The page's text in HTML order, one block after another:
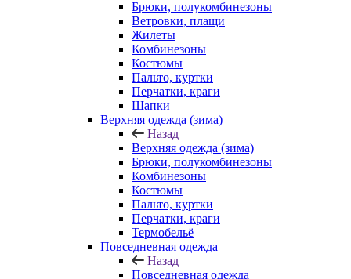
Брюки, полукомбинезоны
Ветровки, плащи
Жилеты
Комбинезоны
Костюмы
Пальто, куртки
Перчатки, краги
Шапки
Верхняя одежда (зима)
Назад
Верхняя одежда (зима)
Брюки, полукомбинезоны
Комбинезоны
Костюмы
Пальто, куртки
Перчатки, краги
Термобельё
Повседневная одежда
Назад
Повседневная одежда